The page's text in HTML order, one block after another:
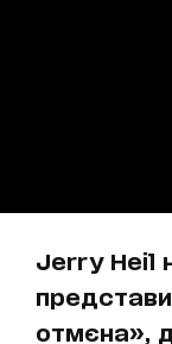
Jerry Heil
отмєна»,